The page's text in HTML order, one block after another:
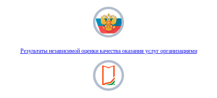
Результаты независимой оценки качества оказания услуг организациями